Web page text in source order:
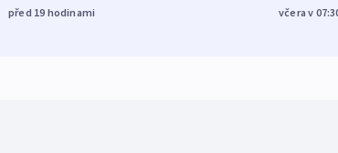
před 19 hodinami včera v